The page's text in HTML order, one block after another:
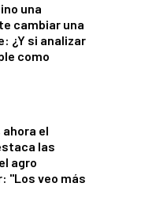
una
cambiar una
¿Y si analizar
como
el
las
agro
"Los veo más